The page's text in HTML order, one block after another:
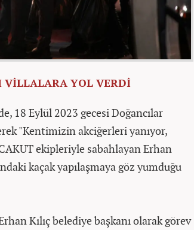
VİLLALARA YOL VERDİ
18 Eylül 2023 gecesi Doğancılar
"Kentimizin akciğerleri yanıyor,
ekipleriyle sabahlayan Erhan
kaçak yapılaşmaya göz yumduğu
Kılıç belediye başkanı olarak görev